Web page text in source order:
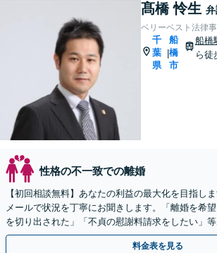
髙橋 怜生
ベリーベスト法律
千
葉
県
|
船
橋
市
船橋
ら徒
性格の不一致での離婚
【初回相談無料】あなたの利益の最大化を目指し
メールで状況を丁寧にお聞きします。「離婚を希
を切り出された」「不貞の慰謝料請求をしたい」
【リーズナブルな料金設定】
料金表を見る